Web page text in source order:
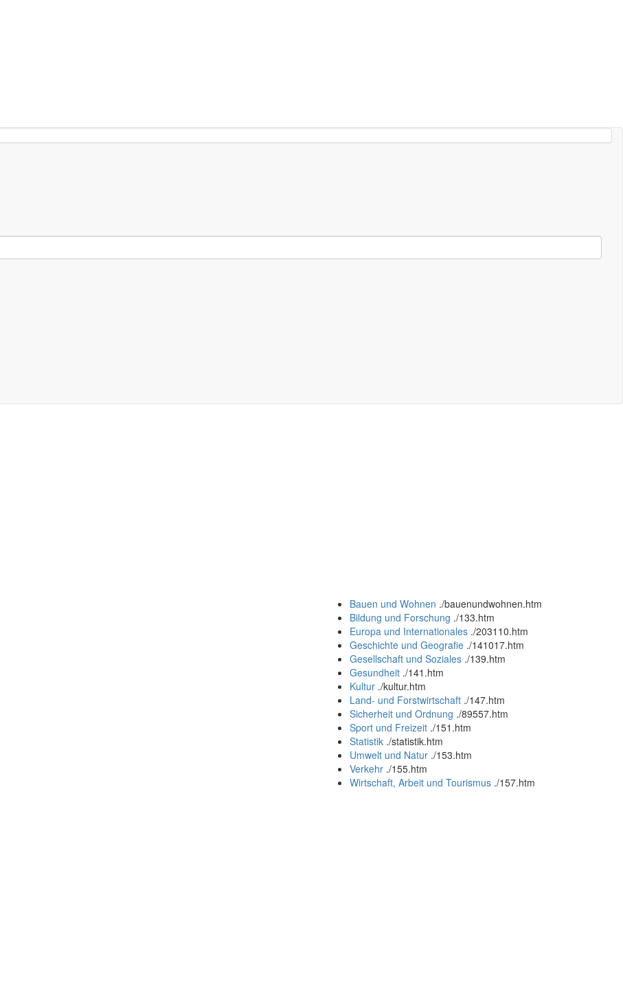
Bauen und Wohnen ./bauenundwohnen.htm
Bildung und Forschung ./133.htm
Europa und Internationales ./203110.htm
Geschichte und Geografie ./141017.htm
Gesellschaft und Soziales ./139.htm
Gesundheit ./141.htm
Kultur ./kultur.htm
Land- und Forstwirtschaft ./147.htm
Sicherheit und Ordnung ./89557.htm
Sport und Freizeit ./151.htm
Statistik ./statistik.htm
Umwelt und Natur ./153.htm
Verkehr ./155.htm
Wirtschaft, Arbeit und Tourismus ./157.htm